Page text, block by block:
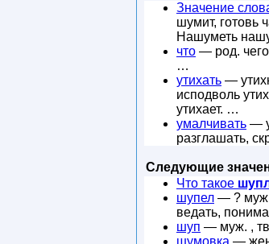
Значение
шумит, готовь
Нашуметь
что — род.
…
утихать —
исподволь
утихает. …
умалчивать —
разглашать,
Следующие
Что такое
шупел — ? муж.
ведать,
шуп — муж. ,
шумовка —